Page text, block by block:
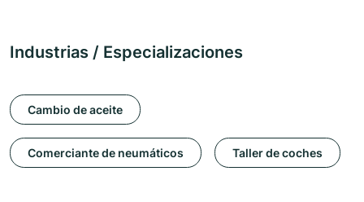
Industrias / Especializaciones
Cambio de aceite
Comerciante de neumáticos Taller de coches